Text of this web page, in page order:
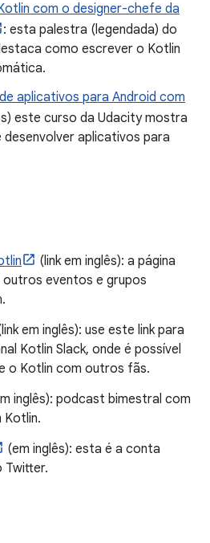
com o designer-chefe da
: esta palestra (legendada) do
como escrever o Kotlin
aplicativos para Android com
este curso da Udacity mostra
aplicativos para
(link em inglês): a página
eventos e grupos
em inglês): use este link para
Kotlin Slack, onde é possível
o Kotlin com outros fãs.
inglês): podcast bimestral com
Kotlin.
(em inglês): esta é a conta
Twitter.